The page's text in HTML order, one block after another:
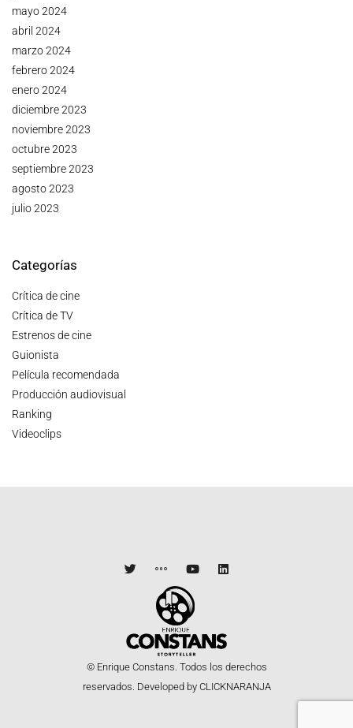
mayo 2024
abril 2024
marzo 2024
febrero 2024
enero 2024
diciembre 2023
noviembre 2023
octubre 2023
septiembre 2023
agosto 2023
julio 2023
Categorías
Crítica de cine
Crítica de TV
Estrenos de cine
Guionista
Película recomendada
Producción audiovisual
Ranking
Videoclips
© Enrique Constans. Todos los derechos
reservados. Developed by CLICKNARANJA